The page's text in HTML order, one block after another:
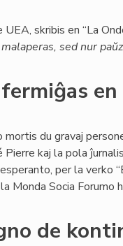
skribis en “La
malaperas, sed nur
du gravaj
kaj la pola
per la verko
Monda Socia Forumo
de